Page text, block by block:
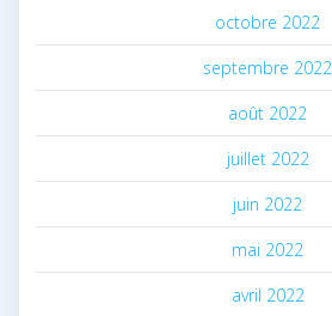
octobre 2022
septembre 2022
août 2022
juillet 2022
juin 2022
mai 2022
avril 2022